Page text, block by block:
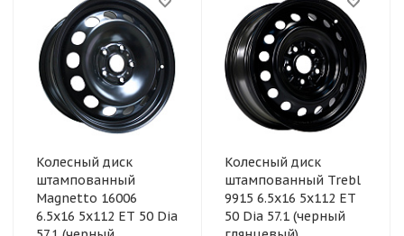
Колесный диск
штампованный
Magnetto 16006
6.5x16 5x112 ET 50 Dia
Колесный диск
штампованный Trebl
9915 6.5x16 5x112 ET
50 Dia 57.1 (черный